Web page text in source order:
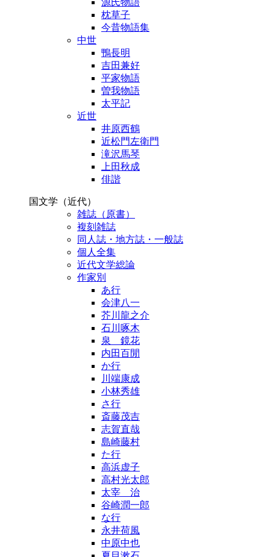
源氏物語
枕草子
今昔物語集
中世
鴨長明
吉田兼好
平家物語
曽我物語
太平記
近世
井原西鶴
近松門左衛門
滝沢馬琴
上田秋成
俳諧
国文学（近代）
雑誌（原書）
複刻雑誌
同人誌・地方誌・一般誌
個人全集
近代文学総論
作家別
あ行
会津八一
芥川龍之介
石川啄木
泉 鏡花
内田百閒
か行
川端康成
小林秀雄
さ行
斎藤茂吉
志賀直哉
島崎藤村
た行
高浜虚子
高村光太郎
太宰 治
谷崎潤一郎
な行
永井荷風
中原中也